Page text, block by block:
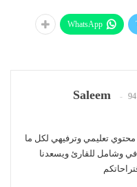
WhatsApp
Saleem
تعليمي وترفيهي لكل ما
وشامل للقارئ ويسعدنا